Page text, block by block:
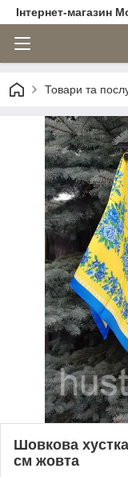
Інтернет-магазин
Товари та
Шовкова
см жовта